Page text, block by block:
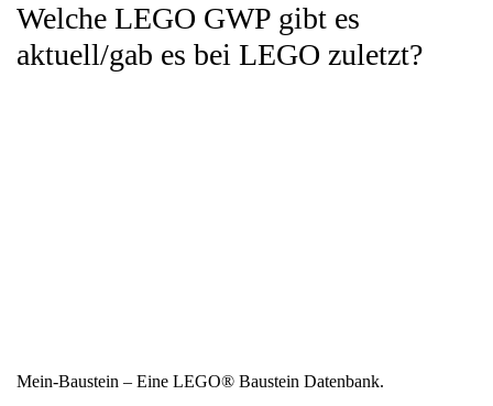
Welche LEGO GWP gibt es
aktuell/gab es bei LEGO zuletzt?
Mein-Baustein – Eine LEGO® Baustein Datenbank.